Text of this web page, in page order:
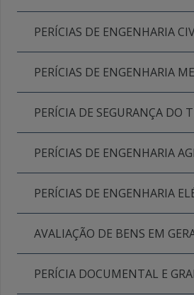
PERÍCIAS DE ENGENHARIA
PERÍCIAS DE ENGENHARIA
PERÍCIA DE SEGURANÇA DO
PERÍCIAS DE ENGENHARIA
PERÍCIAS DE ENGENHARIA
AVALIAÇÃO DE BENS EM
PERÍCIA DOCUMENTAL E